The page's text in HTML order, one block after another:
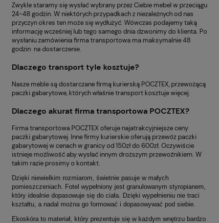
Zwykle staramy się wysłać wybrany przez Ciebie mebel w przeciągu
24-48 godzin. W niektórych przypadkach z niezależnych od nas
przyczyn okres ten może się wydłużyć. Wówczas podajemy taką
informację wcześniej lub tego samego dnia dzwonimy do klienta. Po
wysłaniu zamówienia firma transportowa ma maksymalnie 48
godzin na dostarczenie.
Dlaczego transport tyle kosztuje?
Nasze meble są dostarczane firmą kurierską POCZTEX, przewożącą
paczki gabarytowe, których właśnie transport kosztuje więcej.
Dlaczego akurat firma transportowa POCZTEX?
Firma transportowa POCZTEX oferuje najatrakcyjniejsze ceny
paczki gabarytowej. Inne firmy kurierskie oferują przewóz paczki
gabarytowej w cenach w granicy od 150zł do 600zł. Oczywiście
istnieje możliwość aby wysłać innym droższym przewoźnikiem. W
takim razie prosimy o kontakt.
Dzięki niewielkim rozmiarom, świetnie pasuje w małych
pomieszczeniach. Fotel wypełniony jest granulowanym styropianem,
który idealnie dopasowuje się do ciała. Dzięki wypełnieniu nie traci
kształtu, a nadal można go formować i dopasowywać pod siebie.
Ekoskóra to materiał, który prezentuje się w każdym wnętrzu bardzo